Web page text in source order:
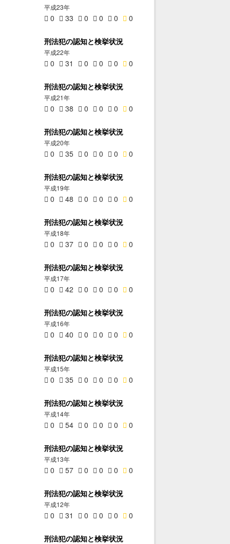
平成23年
0 33 0 0 0 0
刑法犯の認知と検挙状況
平成22年
0 31 0 0 0 0
刑法犯の認知と検挙状況
平成21年
0 38 0 0 0 0
刑法犯の認知と検挙状況
平成20年
0 35 0 0 0 0
刑法犯の認知と検挙状況
平成19年
0 48 0 0 0 0
刑法犯の認知と検挙状況
平成18年
0 37 0 0 0 0
刑法犯の認知と検挙状況
平成17年
0 42 0 0 0 0
刑法犯の認知と検挙状況
平成16年
0 40 0 0 0 0
刑法犯の認知と検挙状況
平成15年
0 35 0 0 0 0
刑法犯の認知と検挙状況
平成14年
0 54 0 0 0 0
刑法犯の認知と検挙状況
平成13年
0 57 0 0 0 0
刑法犯の認知と検挙状況
平成12年
0 31 0 0 0 0
刑法犯の認知と検挙状況